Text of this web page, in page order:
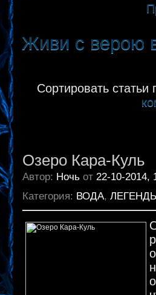
Живи с верою
Сортировать статьи
Озеро Кара-Куль
Автор: Ночь от 22-10-2014,
Категория: ВОДА,